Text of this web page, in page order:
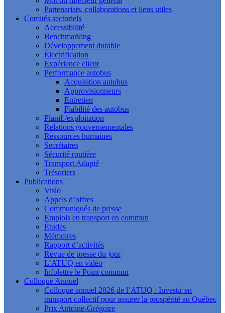
Partenariats, collaborations et liens utiles
Comités sectoriels
Accessibilité
Benchmarking
Développement durable
Électrification
Expérience client
Performance autobus
Acquisition autobus
Approvisionneurs
Entretien
Fiabilité des autobus
Planif./exploitation
Relations gouvernementales
Ressources humaines
Secrétaires
Sécurité routière
Transport Adapté
Trésoriers
Publications
Visio
Appels d’offres
Communiqués de presse
Emplois en transport en commun
Études
Mémoires
Rapport d’activités
Revue de presse du jour
L’ATUQ en vidéo
Infolettre le Point commun
Colloque Annuel
Colloque annuel 2026 de l’ATUQ : Investir en
transport collectif pour assurer la prospérité au Québec
Prix Antoine-Grégoire